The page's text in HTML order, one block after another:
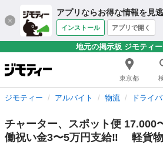
アプリならお得な情報を見
インストール アプリで開く
地元の掲示板 ジモティ
東京都
ジモティー アルバイト 物流 ドライ
チャーター、スポット便 17.000
働祝い金3〜5万円支給‼️ 軽貨